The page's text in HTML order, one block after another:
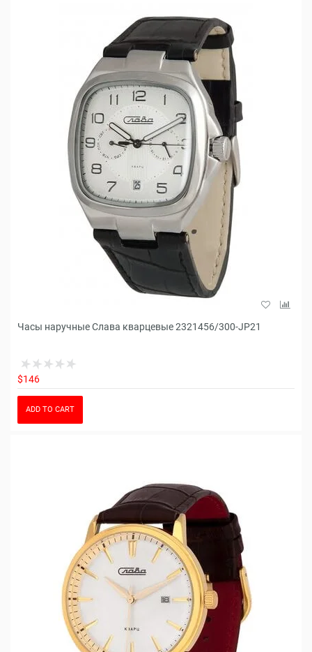
Часы наручные Слава кварцевые 2321456/300-JP21
$146
ADD TO CART